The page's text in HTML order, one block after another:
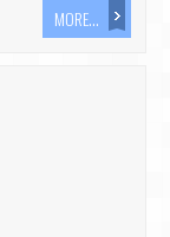
MORE...